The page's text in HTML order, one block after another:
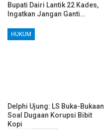
Bupati Dairi Lantik 22 Kades,
Ingatkan Jangan Ganti…
HUKUM
Delphi Ujung: LS Buka-Bukaan
Soal Dugaan Korupsi Bibit
Kopi